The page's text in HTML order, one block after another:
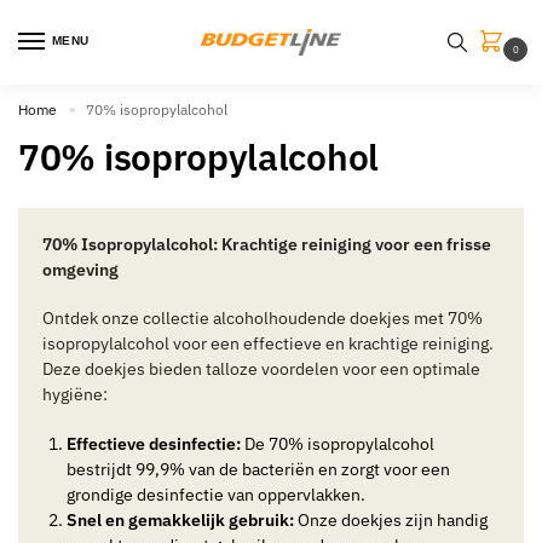
MENU
0
Home » 70% isopropylalcohol
70% isopropylalcohol
70% Isopropylalcohol: Krachtige reiniging voor een frisse
omgeving
Ontdek onze collectie alcoholhoudende doekjes met 70%
isopropylalcohol voor een effectieve en krachtige reiniging.
Deze doekjes bieden talloze voordelen voor een optimale
hygiëne:
Effectieve desinfectie: De 70% isopropylalcohol
bestrijdt 99,9% van de bacteriën en zorgt voor een
grondige desinfectie van oppervlakken.
Snel en gemakkelijk gebruik:Onze doekjes zijn handig